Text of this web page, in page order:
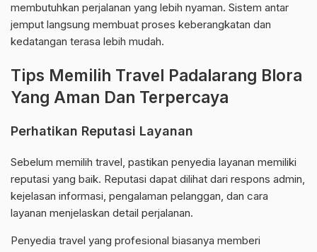
membutuhkan perjalanan yang lebih nyaman. Sistem antar
jemput langsung membuat proses keberangkatan dan
kedatangan terasa lebih mudah.
Tips Memilih Travel Padalarang Blora
Yang Aman Dan Terpercaya
Perhatikan Reputasi Layanan
Sebelum memilih travel, pastikan penyedia layanan memiliki
reputasi yang baik. Reputasi dapat dilihat dari respons admin,
kejelasan informasi, pengalaman pelanggan, dan cara
layanan menjelaskan detail perjalanan.
Penyedia travel yang profesional biasanya memberi